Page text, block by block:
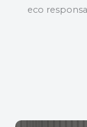
eco